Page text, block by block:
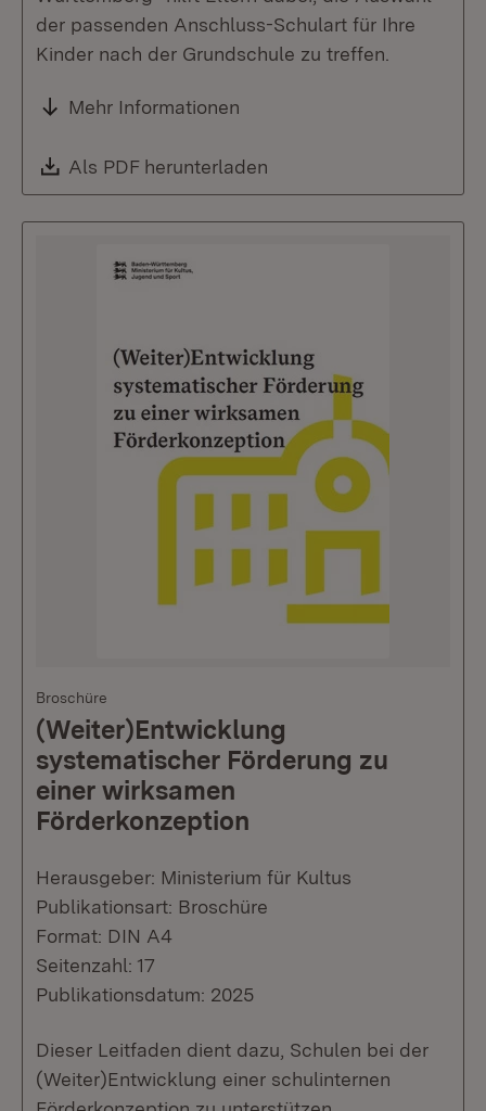
der passenden Anschluss-Schulart für Ihre
Kinder nach der Grundschule zu treffen.
Mehr Informationen
Download:
Als PDF herunterladen
Broschüre
(Weiter)Entwicklung
systematischer Förderung zu
einer wirksamen
Förderkonzeption
Herausgeber: Ministerium für Kultus
Publikationsart: Broschüre
Format: DIN A4
Seitenzahl: 17
Publikationsdatum: 2025
Dieser Leitfaden dient dazu, Schulen bei der
(Weiter)Entwicklung einer schulinternen